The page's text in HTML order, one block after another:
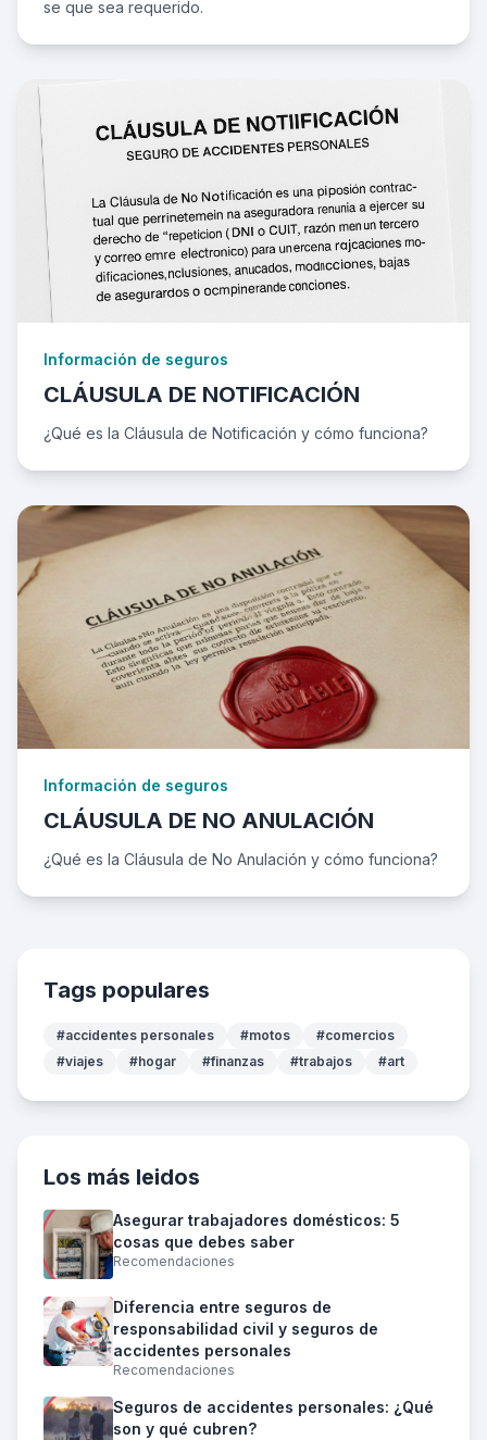
se que sea requerido.
Información de seguros
CLÁUSULA DE NOTIFICACIÓN
¿Qué es la Cláusula de Notificación y cómo funciona?
Información de seguros
CLÁUSULA DE NO ANULACIÓN
¿Qué es la Cláusula de No Anulación y cómo funciona?
Tags populares
#accidentes personales #motos
#comercios
#viajes
#hogar #finanzas #trabajos #art
Los más leidos
Asegurar trabajadores domésticos: 5
cosas que debes saber
Recomendaciones
Diferencia entre seguros de
responsabilidad civil y seguros de
accidentes personales
Recomendaciones
Seguros de accidentes personales: ¿Qué
son y qué cubren?